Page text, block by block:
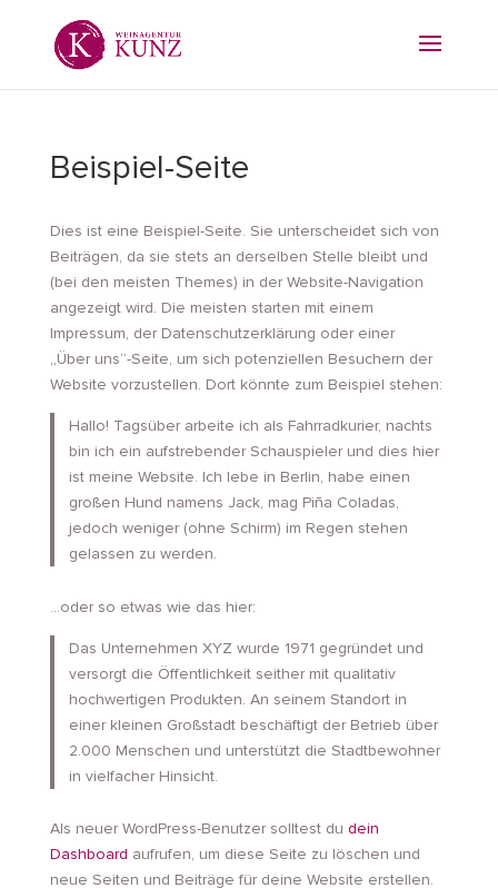
Beispiel-Seite
Dies ist eine Beispiel-Seite. Sie unterscheidet sich von
Beiträgen, da sie stets an derselben Stelle bleibt und
(bei den meisten Themes) in der Website-Navigation
angezeigt wird. Die meisten starten mit einem
Impressum, der Datenschutzerklärung oder einer
„Über uns“-Seite, um sich potenziellen Besuchern der
Website vorzustellen. Dort könnte zum Beispiel stehen:
Hallo! Tagsüber arbeite ich als Fahrradkurier, nachts
bin ich ein aufstrebender Schauspieler und dies hier
ist meine Website. Ich lebe in Berlin, habe einen
großen Hund namens Jack, mag Piña Coladas,
jedoch weniger (ohne Schirm) im Regen stehen
gelassen zu werden.
…oder so etwas wie das hier:
Das Unternehmen XYZ wurde 1971 gegründet und
versorgt die Öffentlichkeit seither mit qualitativ
hochwertigen Produkten. An seinem Standort in
einer kleinen Großstadt beschäftigt der Betrieb über
2.000 Menschen und unterstützt die Stadtbewohner
in vielfacher Hinsicht.
Als neuer WordPress-Benutzer solltest du dein
Dashboard aufrufen, um diese Seite zu löschen und
neue Seiten und Beiträge für deine Website erstellen.